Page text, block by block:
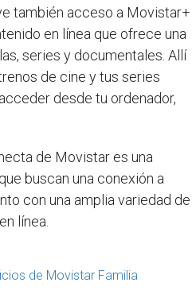
también acceso a Movistar+
en línea que ofrece una
series y documentales. Allí
de cine y tus series
desde tu ordenador,
de Movistar es una
buscan una conexión a
con una amplia variedad de
línea.
de Movistar Familia